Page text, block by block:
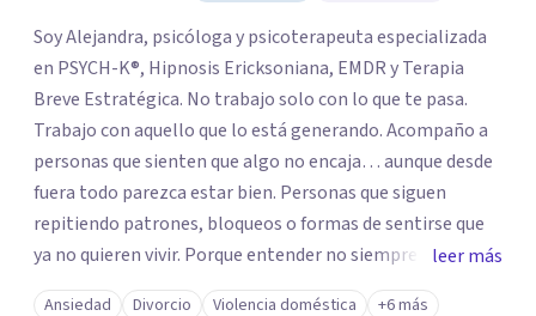
Soy Alejandra, psicóloga y psicoterapeuta especializada
en PSYCH-K®, Hipnosis Ericksoniana, EMDR y Terapia
Breve Estratégica. No trabajo solo con lo que te pasa.
Trabajo con aquello que lo está generando. Acompaño a
personas que sienten que algo no encaja… aunque desde
fuera todo parezca estar bien. Personas que siguen
repitiendo patrones, bloqueos o formas de sentirse que
ya no quieren vivir. Porque entender no siempre
transforma. Mi enfoque va más allá de la conversación.
leer más
Ansiedad Divorcio Violencia doméstica +6 más